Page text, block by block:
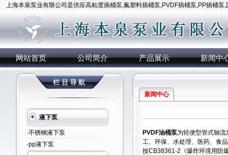
上海本泉泵业有限公司是供应高粘度插桶泵,氟塑料插桶泵,PVDF插桶泵,PP插桶泵
网站首页 公司简介 产品展示 新闻中
液下泵
·不锈钢液下泵
·pp液下泵
新闻中心
PVDF油桶泵为轻便型管式轴
工、环保、水处理、医药、食
按CB38361-2《爆炸环境用防